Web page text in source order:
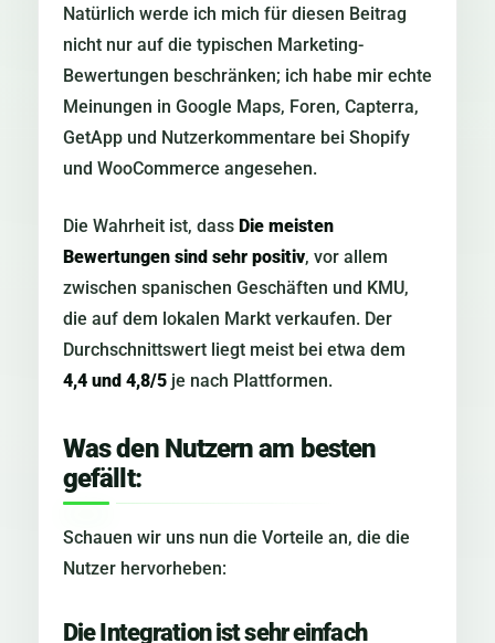
Natürlich werde ich mich für diesen Beitrag
nicht nur auf die typischen Marketing-
Bewertungen beschränken; ich habe mir echte
Meinungen in Google Maps, Foren, Capterra,
GetApp und Nutzerkommentare bei Shopify
und WooCommerce angesehen.
Die Wahrheit ist, dass Die meisten
Bewertungen sind sehr positiv, vor allem
zwischen spanischen Geschäften und KMU,
die auf dem lokalen Markt verkaufen. Der
Durchschnittswert liegt meist bei etwa dem
4,4 und 4,8/5 je nach Plattformen.
Was den Nutzern am besten
gefällt:
Schauen wir uns nun die Vorteile an, die die
Nutzer hervorheben:
Die Integration ist sehr einfach